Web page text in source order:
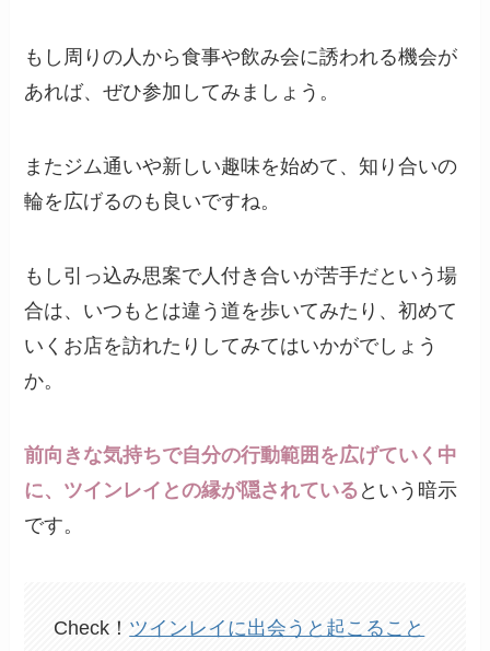
もし周りの人から食事や飲み会に誘われる機会が
あれば、ぜひ参加してみましょう。
またジム通いや新しい趣味を始めて、知り合いの
輪を広げるのも良いですね。
もし引っ込み思案で人付き合いが苦手だという場
合は、いつもとは違う道を歩いてみたり、初めて
いくお店を訪れたりしてみてはいかがでしょう
か。
前向きな気持ちで自分の行動範囲を広げていく中
に、ツインレイとの縁が隠されている という暗示
です。
Check！ ツインレイに出会うと起こること